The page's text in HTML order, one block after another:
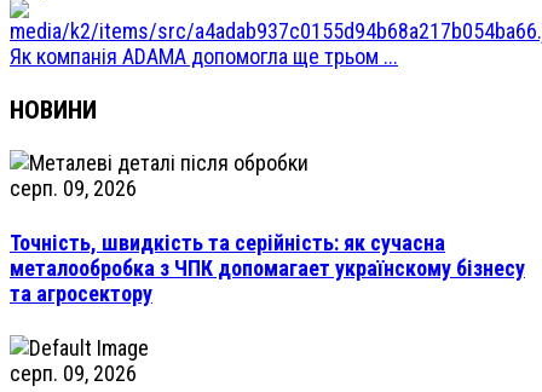
Як компанія ADAMA допомогла ще трьом ...
НОВИНИ
серп. 09, 2026
Точність, швидкість та серійність: як сучасна
металообробка з ЧПК допомагает українскому бізнесу
та агросектору
серп. 09, 2026